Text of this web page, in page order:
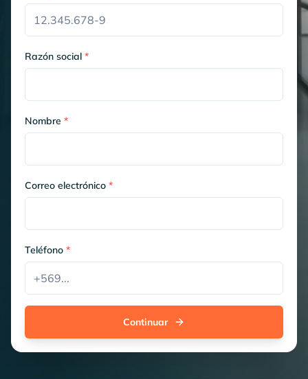
Razón social *
Nombre *
Correo electrónico *
Teléfono *
Continuar